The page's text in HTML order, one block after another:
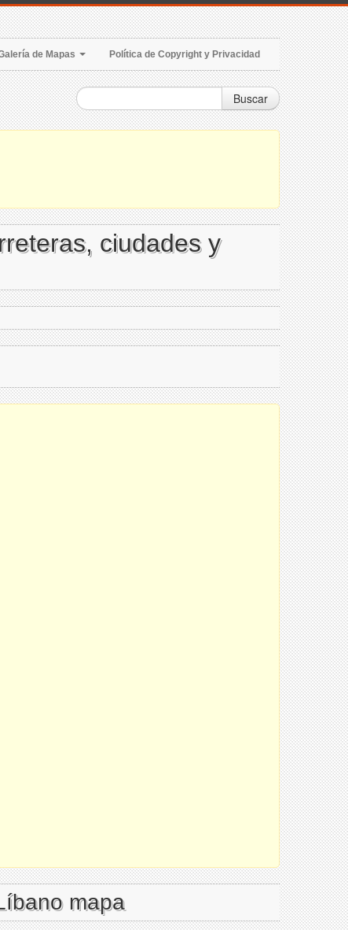
de Mapas Política de Copyright y Privacidad
Buscar
ciudades y
mapa